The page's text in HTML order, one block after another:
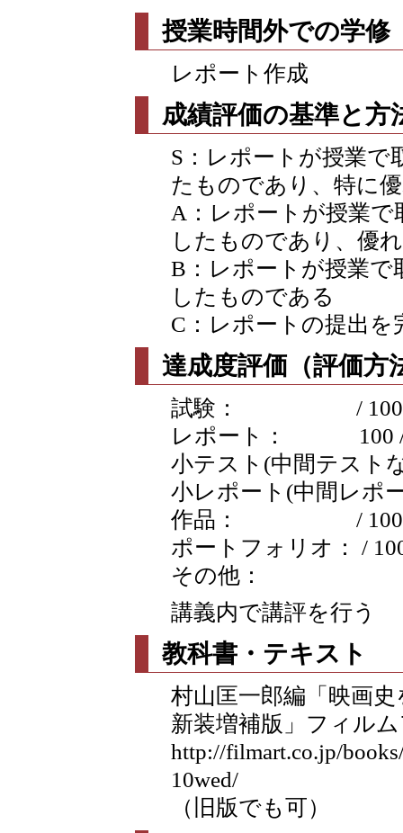
授業時間外での学修
レポート作成
成績評価の基準と方
S：レポートが授業で
たものであり、特に
A：レポートが授業
したものであり、優
B：レポートが授業で
したものである
C：レポートの提出を
達成度評価（評価方
試験： / 100
レポート： 100 /
小テスト(中間テスト
小レポート(中間レポ
作品： / 100
ポートフォリオ： /
その他：
講義内で講評を行う
教科書・テキスト
村山匡一郎編「映画
新装増補版」フィル
http://filmart.co.jp/
10wed/
（旧版でも可）